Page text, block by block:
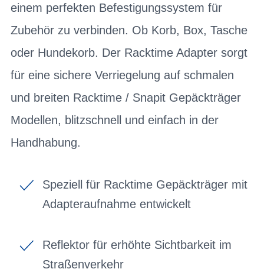
einem perfekten Befestigungssystem für
Zubehör zu verbinden. Ob Korb, Box, Tasche
oder Hundekorb. Der Racktime Adapter sorgt
für eine sichere Verriegelung auf schmalen
und breiten Racktime / Snapit Gepäckträger
Modellen, blitzschnell und einfach in der
Handhabung.
Speziell für Racktime Gepäckträger mit
Adapteraufnahme entwickelt
Reflektor für erhöhte Sichtbarkeit im
Straßenverkehr